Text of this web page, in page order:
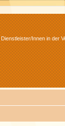
Innen in der